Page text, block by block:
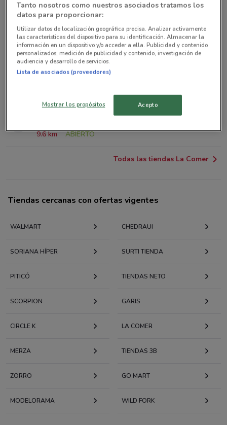
Boulevard Bosque Real MZA III-A, Bosque Real,
Naucalpan de Juarez Naucalpan
8.2 km
ABIERTO
Calle Perpetua # 35 Col. San José Insurgentes
Benito Juárez (cdmx)
MIGUEL ANGEL DE QUEVEDO 443, ROMERO DE
9.6 km
ABIERTO
Todas las tiendas La Comer
Tiendas cercanas con ofertas vigentes
WALMART CHEDRAUI
SORIANA HÍPER SURTI TIENDA
PITICÓ TIENDAS NETO
SCORPION GARIS
CIRCLE K LA COMER
MERZA TIENDAS 3B
ZORRO GO MART
MODELORAMA WILD FORK
Tanto nosotros como nuestros asociados tratamos los
datos para proporcionar:
Utilizar datos de localización geográfica precisa. Analizar activamente
las características del dispositivo para su identificación. Almacenar la
información en un dispositivo y/o acceder a ella. Publicidad y contenido
personalizados, medición de publicidad y contenido, investigación de
audiencia y desarrollo de servicios.
Lista de asociados (proveedores)
Mostrar los propósitos Acepto